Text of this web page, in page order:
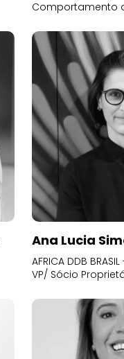
Comportamento
Ana Lucia
AFRICA DDB
VP/ Sócio